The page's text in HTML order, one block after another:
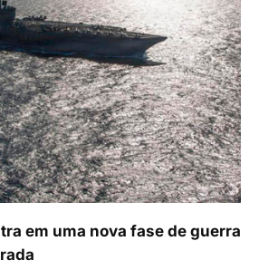
em uma nova fase de guerra